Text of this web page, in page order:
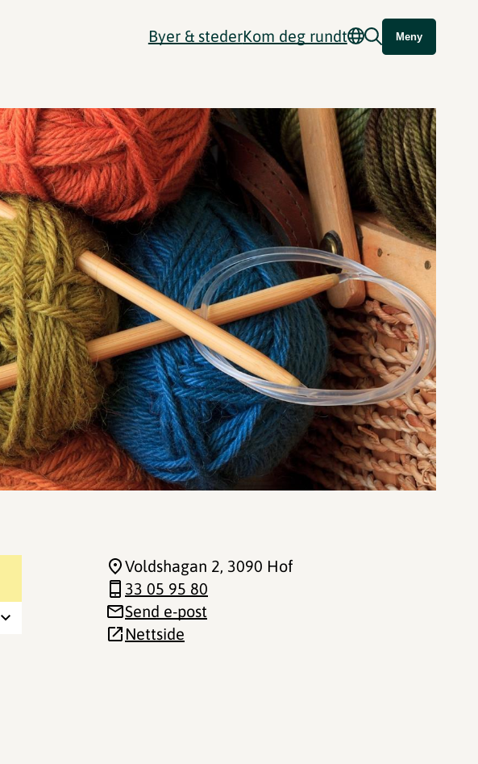
Byer & stederKom deg rundt Meny
Voldshagan 2, 3090 Hof
33 05 95 80
Send e-post
Nettside